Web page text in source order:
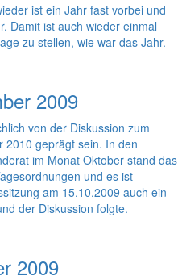
ist ein Jahr fast vorbei und
Damit ist auch wieder einmal
zu stellen, wie war das Jahr.
2009
von der Diskussion zum
2010 geprägt sein. In den
im Monat Oktober stand das
und es ist
am 15.10.2009 auch ein
der Diskussion folgte.
2009